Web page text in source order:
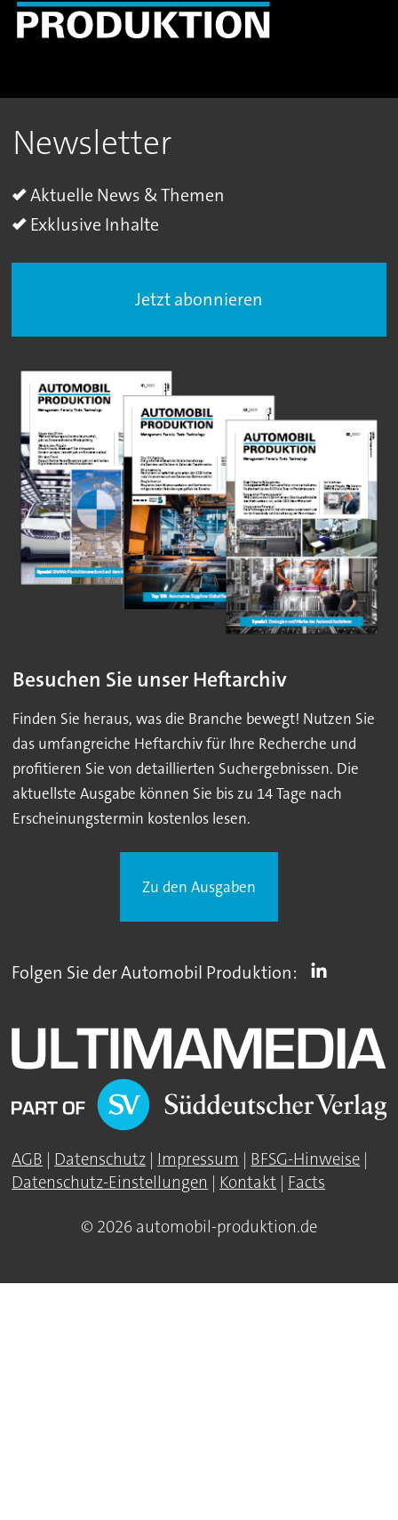
Newsletter
Aktuelle News & Themen
Exklusive Inhalte
Jetzt abonnieren
Besuchen Sie unser Heftarchiv
Finden Sie heraus, was die Branche bewegt! Nutzen Sie
das umfangreiche Heftarchiv für Ihre Recherche und
profitieren Sie von detaillierten Suchergebnissen. Die
aktuellste Ausgabe können Sie bis zu 14 Tage nach
Erscheinungstermin kostenlos lesen.
Zu den Ausgaben
Folgen Sie der Automobil Produktion:
AGB | Datenschutz | Impressum | BFSG-Hinweise |
Datenschutz-Einstellungen | Kontakt | Facts
© 2026 automobil-produktion.de